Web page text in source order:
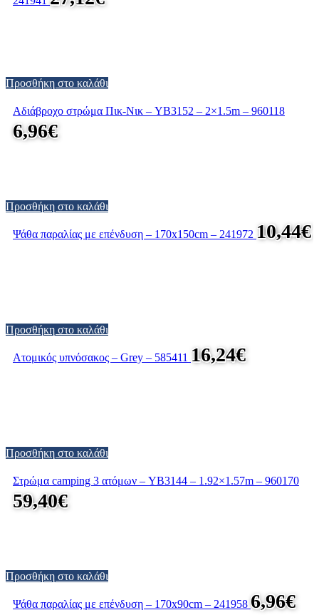
Προσθήκη στο καλάθι
Αδιάβροχο στρώμα Πικ-Νικ – YB3152 – 2×1.5m – 960118
6,96€
Προσθήκη στο καλάθι
Ψάθα παραλίας με επένδυση – 170x150cm – 241972 10,44€
Προσθήκη στο καλάθι
Ατομικός υπνόσακος – Grey – 585411 16,24€
Προσθήκη στο καλάθι
Στρώμα camping 3 ατόμων – YB3144 – 1.92×1.57m – 960170
59,40€
Προσθήκη στο καλάθι
Ψάθα παραλίας με επένδυση – 170x90cm – 241958 6,96€